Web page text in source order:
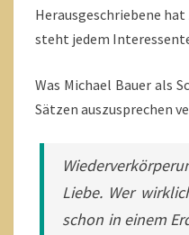
Herausgeschriebene
steht jedem
Was Michael Bauer als
Sätzen auszusprechen
Liebe. Wer
schon in einem